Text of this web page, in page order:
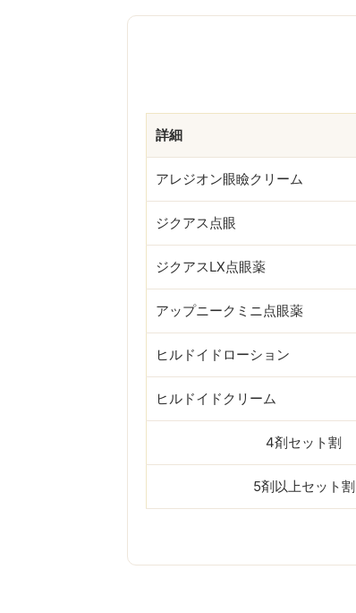
詳細
アレジオン眼瞼クリーム
ジクアス点眼
ジクアスLX点眼薬
アップニークミニ点眼薬
ヒルドイドローション
ヒルドイドクリーム
4剤セット割
5剤以上セット割